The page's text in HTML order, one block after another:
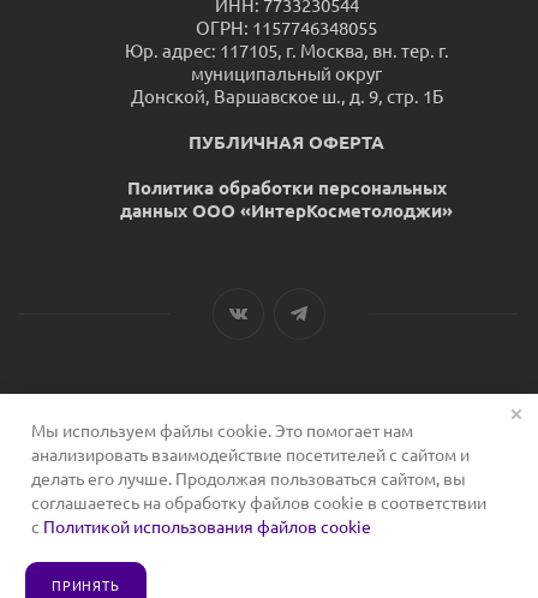
ИНН: 7733230544
ОГРН: 1157746348055
Юр. адрес: 117105, г. Москва, вн. тер. г.
муниципальный округ
Донской, Варшавское ш., д. 9, стр. 1Б
ПУБЛИЧНАЯ ОФЕРТА
Политика обработки персональных
данных ООО «ИнтерКосметолоджи»
2026 © Сервис для косметологов
Мы используем файлы cookie. Это помогает нам
анализировать взаимодействие посетителей с сайтом и
делать его лучше. Продолжая пользоваться сайтом, вы
соглашаетесь на обработку файлов cookie в соответствии
с Политикой использования файлов cookie
ПРИНЯТЬ